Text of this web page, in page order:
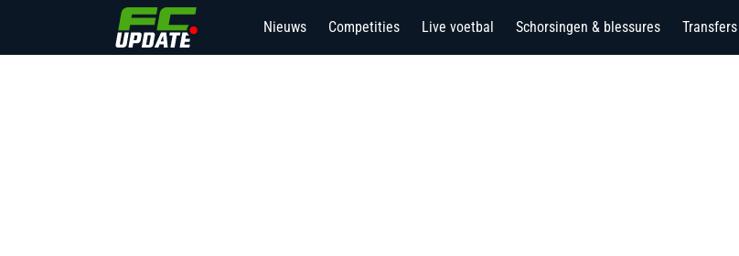
Nieuws Competities Live voetbal Schorsingen & blessures Transfers